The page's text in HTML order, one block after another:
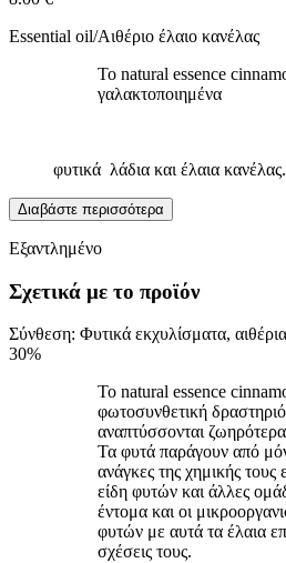
Essential oil/Αιθέριο έλαιο κανέλας
Το natural essence
γαλακτοποιημένα
φυτικά λάδια και έλαια κανέλας.
Διαβάστε περισσότερα
Εξαντλημένο
Σχετικά με το προϊόν
Σύνθεση: Φυτικά εκχυλίσματα,
30%
To natural essence
φωτοσυνθετική
αναπτύσσονται
Τα φυτά παράγουν από
ανάγκες της χημικής τους
είδη φυτών και άλλες
έντομα και οι
φυτών με αυτά τα έλαια
σχέσεις τους.